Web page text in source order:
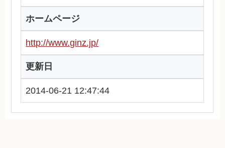
ホームページ
http://www.ginz.jp/
更新日
2014-06-21 12:47:44